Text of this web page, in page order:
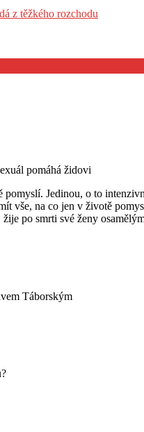
z těžkého rozchodu
pomáhá židovi
Jedinou, o to
vše, na co jen v životě
po smrti své ženy
Táborským